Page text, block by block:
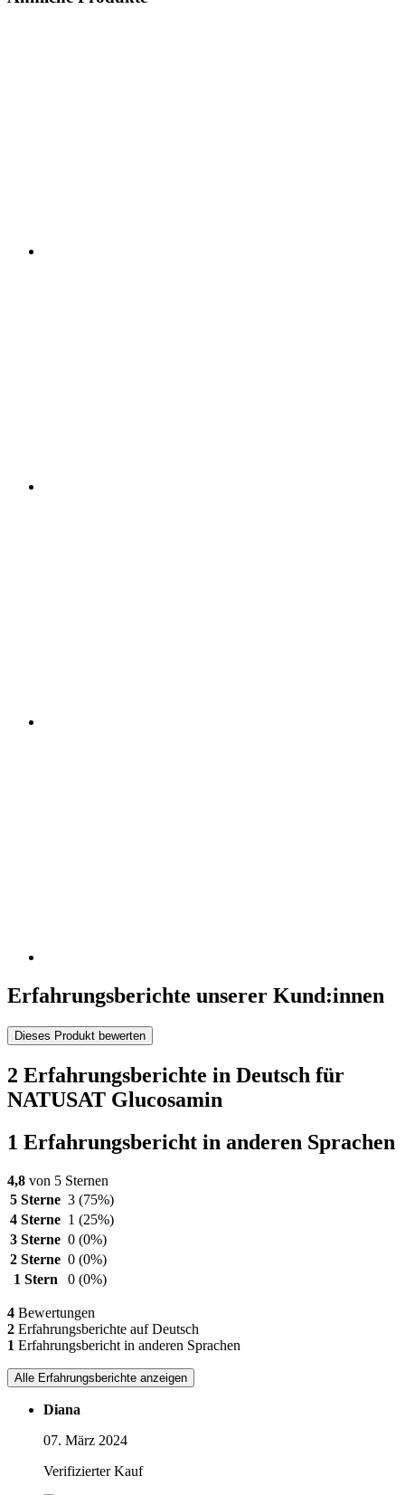
Erfahrungsberichte unserer Kund:innen
Dieses Produkt bewerten
2 Erfahrungsberichte in Deutsch für
NATUSAT Glucosamin
1 Erfahrungsbericht in anderen Sprachen
4,8 von 5 Sternen
5 Sterne 3 (75%)
4 Sterne 1 (25%)
3 Sterne 0 (0%)
2 Sterne 0 (0%)
1 Stern
0 (0%)
4 Bewertungen
2 Erfahrungsberichte auf Deutsch
1 Erfahrungsbericht in anderen Sprachen
Alle Erfahrungsberichte anzeigen
Diana
07. März 2024
Verifizierter Kauf